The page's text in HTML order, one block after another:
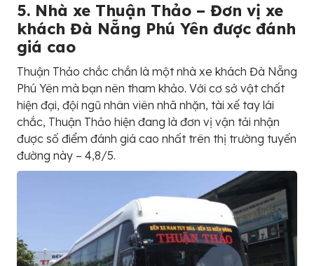
5. Nhà xe Thuận Thảo – Đơn vị xe
khách Đà Nẵng Phú Yên được đánh
giá cao
Thuận Thảo chắc chắn là một nhà xe khách Đà Nẵng
Phú Yên mà bạn nên tham khảo. Với cơ sở vật chất
hiện đại, đội ngũ nhân viên nhã nhặn, tài xế tay lái
chắc, Thuận Thảo hiện đang là đơn vị vận tải nhận
được số điểm đánh giá cao nhất trên thị trường tuyến
đường này – 4,8/5.